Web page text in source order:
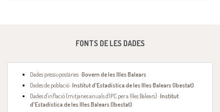
FONTS DE LES DADES
Dades pressupostàries ·Govern de les Illes Balears
Dades de població ·Institut d'Estadística de les Illes Balears (Ibestat)
Dades d'inflació (mitjanes anuals d'IPC per a Illes Balears) ·Institut
d'Estadística de les Illes Balears (Ibestat)